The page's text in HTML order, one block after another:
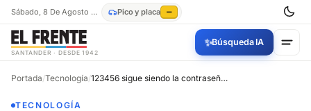
Sábado, 8 De Agosto De 2026 Pico y placa —
SANTANDER · DESDE 1942
✨Búsqueda IA
Portada/Tecnología/ 123456 sigue siendo la contraseña más usada en 2025
TECNOLOGÍA